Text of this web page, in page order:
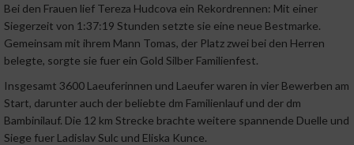
Bei den Frauen lief Tereza Hudcova ein Rekordrennen: Mit einer
Siegerzeit von 1:37:19 Stunden setzte sie eine neue Bestmarke.
Gemeinsam mit ihrem Mann Tomas, der Platz zwei bei den Herren
belegte, sorgte sie fuer ein Gold Silber Familienfest.
Insgesamt 3600 Laeuferinnen und Laeufer waren in vier Bewerben am
Start, darunter auch der beliebte dm Familienlauf und der dm
Bambinilauf. Die 12 km Strecke brachte weitere spannende Duelle und
Siege fuer Ladislav Sulc und Eliska Kunce.